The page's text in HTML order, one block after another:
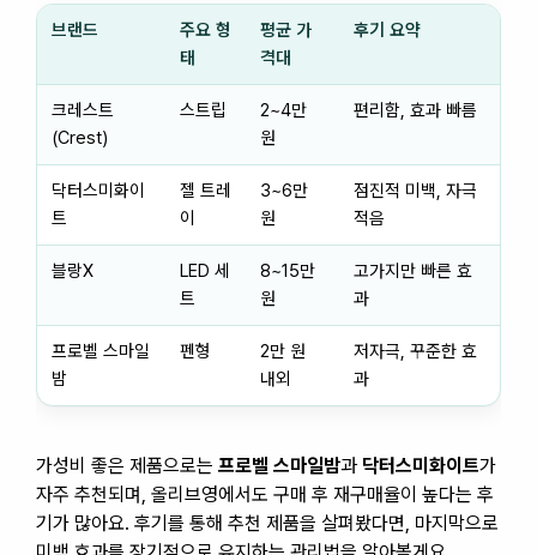
브랜드
주요 형
태
평균 가
격대
후기 요약
크레스트
(Crest)
스트립
2~4만
원
편리함, 효과 빠름
닥터스미화이
트
젤 트레
이
3~6만
원
점진적 미백, 자극
적음
블랑X
LED 세
트
8~15만
원
고가지만 빠른 효
과
프로벨 스마일
밤
펜형
2만 원
내외
저자극, 꾸준한 효
과
가성비 좋은 제품으로는 프로벨 스마일밤과 닥터스미화이트가
자주 추천되며, 올리브영에서도 구매 후 재구매율이 높다는 후
기가 많아요. 후기를 통해 추천 제품을 살펴봤다면, 마지막으로